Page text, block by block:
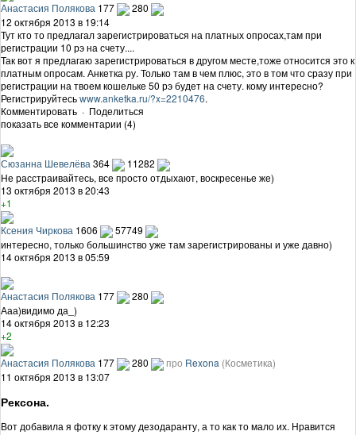
Анастасия Полякова 177
280
12 октября 2013 в 19:14
Тут кто то предлагал зарегистрироваться на платных опросах,там при
регистрации 10 рэ на счету....
Так вот я предлагаю зарегистрироваться в другом месте,тоже относится это к
платным опросам. Анкетка ру. Только там в чем плюс, это в том что сразу при
регистрации на твоем кошельке 50 рэ будет на счету. кому интересно?
Регистрируйтесьwww.anketka.ru/?x=2210476.
Комментировать · Поделиться
показать все комментарии (4)
Сюзанна Шевелёва 364
11282
Не расстраивайтесь, все просто отдыхают, воскресенье же)
13 октября 2013 в 20:43
+1
Ксения Чиркова 1606
57749
интересно, только большинство уже там зарегистрированы и уже давно)
14 октября 2013 в 05:59
Анастасия Полякова 177
280
Ааа)видимо да_)
14 октября 2013 в 12:23
+2
Анастасия Полякова 177 280 про Rexona (Косметика)
11 октября 2013 в 13:07
Рексона.
Вот добавила я фотку к этому дезодаранту, а то как то мало их. Нравится